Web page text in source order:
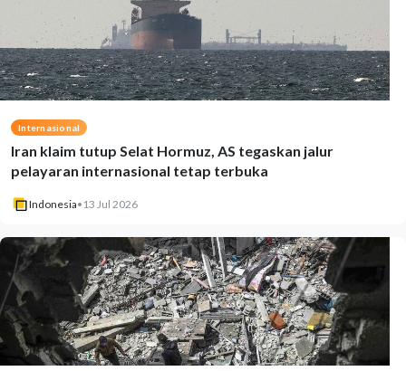
Internasional
Iran klaim tutup Selat Hormuz, AS tegaskan jalur
pelayaran internasional tetap terbuka
Indonesia• 13 Jul 2026